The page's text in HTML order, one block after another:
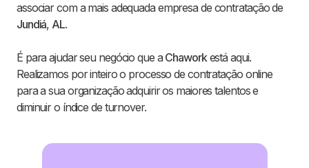
associar com a mais adequada empresa de contratação de
Jundiá, AL.
É para ajudar seu negócio que a Chaworkestá aqui.
Realizamos por inteiro o processo de contratação online
para a sua organização adquirir os maiores talentos e
diminuir o índice de turnover.